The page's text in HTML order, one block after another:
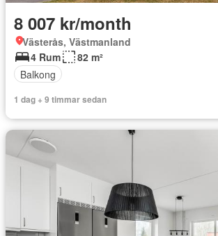
8 007 kr/month
Västerås, Västmanland
4 Rum
82 m²
Balkong
1 dag + 9 timmar sedan